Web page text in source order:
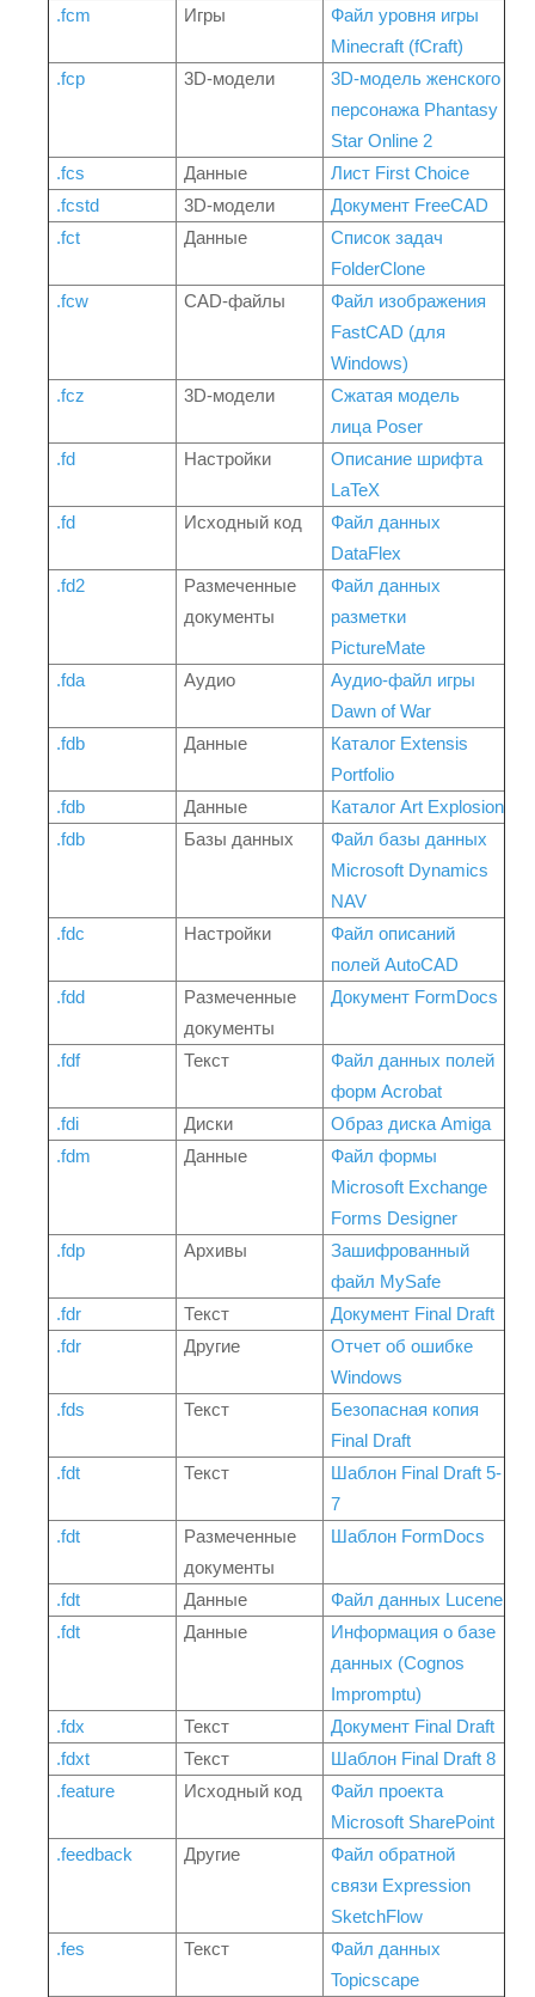
.fcm
Игры
Файл уровня игры
Minecraft (fCraft)
.fcp
3D-модели
3D-модель женского
персонажа Phantasy
Star Online 2
.fcs
Данные
Лист First Choice
.fcstd
3D-модели
Документ FreeCAD
.fct
Данные
Список задач
FolderClone
.fcw
CAD-файлы
Файл изображения
FastCAD (для
Windows)
.fcz
3D-модели
Сжатая модель
лица Poser
.fd
Настройки
Описание шрифта
LaTeX
.fd
Исходный код
Файл данных
DataFlex
.fd2
Размеченные
документы
Файл данных
разметки
PictureMate
.fda
Аудио
Аудио-файл игры
Dawn of War
.fdb
Данные
Каталог Extensis
Portfolio
.fdb
Данные
Каталог Art Explosion
.fdb
Базы данных
Файл базы данных
Microsoft Dynamics
NAV
.fdc
Настройки
Файл описаний
полей AutoCAD
.fdd
Размеченные
документы
Документ FormDocs
.fdf Текст
Файл данных полей
форм Acrobat
.fdi
Диски
Образ диска Amiga
.fdm
Данные
Файл формы
Microsoft Exchange
Forms Designer
.fdp
Архивы
Зашифрованный
файл MySafe
.fdr
Текст
Документ Final Draft
.fdr
Другие
Отчет об ошибке
Windows
.fds
Текст
Безопасная копия
Final Draft
.fdt
Текст
Шаблон Final Draft 5-
7
.fdt
Размеченные
документы
Шаблон FormDocs
.fdt Данные
Файл данных Lucene
.fdt
Данные
Информация о базе
данных (Cognos
Impromptu)
.fdx
Текст
Документ Final Draft
.fdxt
Текст
Шаблон Final Draft 8
.feature
Исходный код
Файл проекта
Microsoft SharePoint
.feedback
Другие
Файл обратной
связи Expression
SketchFlow
.fes
Текст
Файл данных
Topicscape